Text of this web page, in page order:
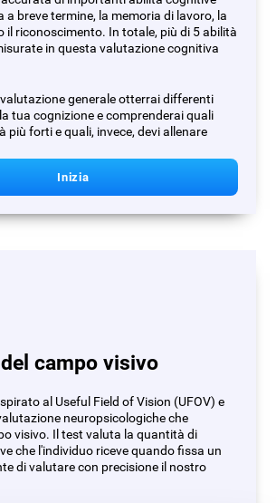
a breve termine, la memoria di lavoro, la
il riconoscimento. In totale, più di 5 abilità
in questa valutazione cognitiva
generale otterrai differenti
tua cognizione e comprenderai quali
più forti e quali, invece, devi allenare
Inizia
campo visivo
al Useful Field of Vision (UFOV) e
neuropsicologiche che
visivo. Il test valuta la quantità di
che l'individuo riceve quando fissa un
di valutare con precisione il nostro